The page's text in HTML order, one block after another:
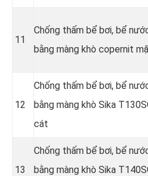
11
Chống thấm bể bơi, bể
bằng màng khò copernit
12
Chống thấm bể bơi, bể
bằng màng khò Sika
cát
13
Chống thấm bể bơi, bể
bằng màng khò Sika